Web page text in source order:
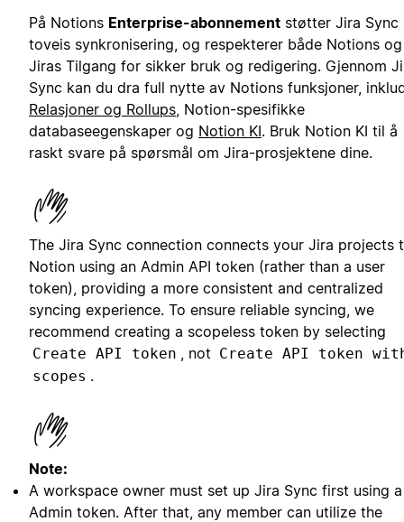
På Notions Enterprise-abonnement støtter Jira Sync
toveis synkronisering, og respekterer både Notions og
Jiras Tilgang for sikker bruk og redigering. Gjennom
Sync kan du dra full nytte av Notions funksjoner,
Relasjoner og Rollups , Notion-spesifikke
databaseegenskaper og Notion KI. Bruk Notion KI til å
raskt svare på spørsmål om Jira-prosjektene dine.
The Jira Sync connection connects your Jira projects
Notion using an Admin API token (rather than a user
token), providing a more consistent and centralized
syncing experience. To ensure reliable syncing, we
recommend creating a scopeless token by selecting
Create API token , not Create API token
scopes .
Note:
A workspace owner must set up Jira Sync first using
Admin token. After that, any member can utilize the